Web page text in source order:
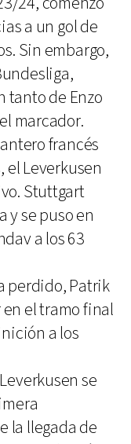
a un gol de
Sin embargo,
tanto de Enzo
marcador.
francés
el Leverkusen
Stuttgart
y se puso en
a los 63
perdido, Patrik
el tramo final
a los
se
la llegada de